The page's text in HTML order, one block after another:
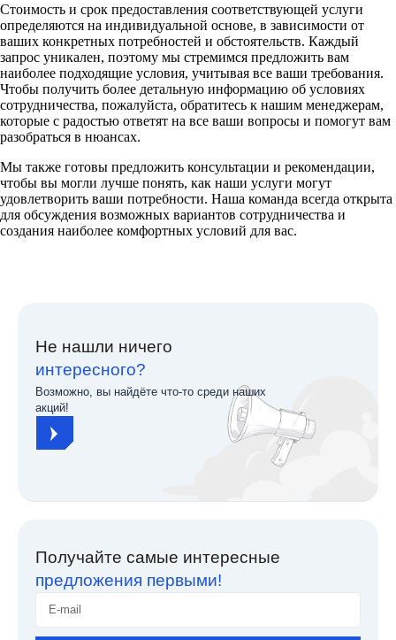
Стоимость и срок предоставления соответствующей услуги
определяются на индивидуальной основе, в зависимости от
ваших конкретных потребностей и обстоятельств. Каждый
запрос уникален, поэтому мы стремимся предложить вам
наиболее подходящие условия, учитывая все ваши требования.
Чтобы получить более детальную информацию об условиях
сотрудничества, пожалуйста, обратитесь к нашим менеджерам,
которые с радостью ответят на все ваши вопросы и помогут вам
разобраться в нюансах.
Мы также готовы предложить консультации и рекомендации,
чтобы вы могли лучше понять, как наши услуги могут
удовлетворить ваши потребности. Наша команда всегда открыта
для обсуждения возможных вариантов сотрудничества и
создания наиболее комфортных условий для вас.
Не нашли ничего
интересного?
Возможно, вы найдёте что-то среди наших
акций!
Получайте самые интересные
предложения первыми!